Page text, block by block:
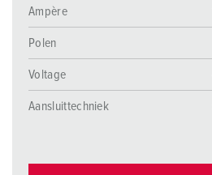
Ampère
Polen
Voltage
Aansluittechniek